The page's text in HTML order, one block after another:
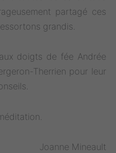
partagé ces
grandis.
doigts de fée Andrée
Therrien pour leur
Joanne Mineault